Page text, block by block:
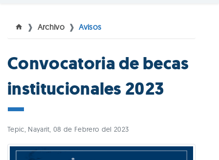
Archivo Avisos
Convocatoria de becas
institucionales 2023
Tepic, Nayarit, 08 de Febrero del 2023